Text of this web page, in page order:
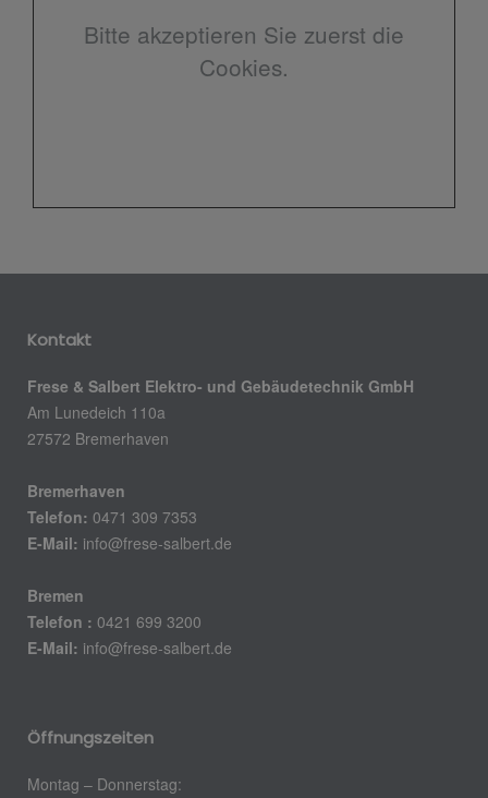
Bitte akzeptieren Sie zuerst die
Cookies.
Kontakt
Frese & Salbert Elektro- und Gebäudetechnik GmbH
Am Lunedeich 110a
27572 Bremerhaven
Bremerhaven
Telefon: 0471 309 7353
E-Mail: info@frese-salbert.de
Bremen
Telefon : 0421 699 3200
E-Mail: info@frese-salbert.de
Öffnungszeiten
Montag – Donnerstag: